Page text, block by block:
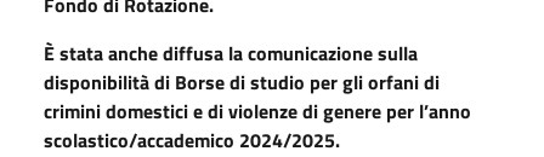
È stata anche diffusa la comunicazione sulla
disponibilità di Borse di studio per gli orfani di
crimini domestici e di violenze di genere per l’anno
scolastico/accademico 2024/2025.